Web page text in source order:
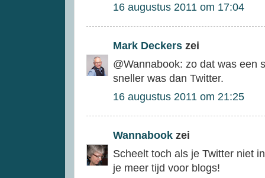
16 augustus 2011 om 17:04
Mark Deckers zei
@Wannabook: zo dat was een
sneller was dan Twitter.
16 augustus 2011 om 21:25
Wannabook zei
Scheelt toch als je Twitter niet
je meer tijd voor blogs!